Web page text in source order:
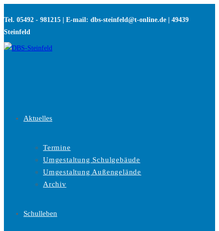
Inhalt
springen
Tel. 05492 - 981215 | E-mail: dbs-steinfeld@t-online.de | 49439
Steinfeld
Aktuelles
Termine
Umgestaltung Schulgebäude
Umgestaltung Außengelände
Archiv
Schulleben